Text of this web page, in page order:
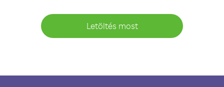
Letöltés most